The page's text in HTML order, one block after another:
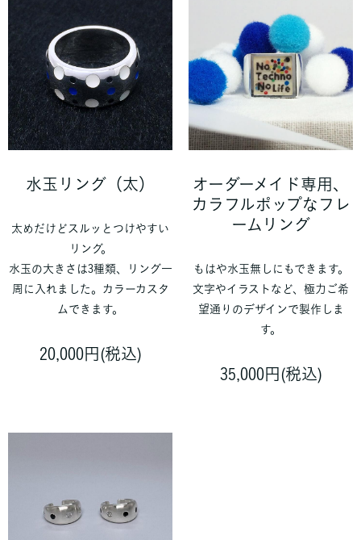
水玉リング（太）
太めだけどスルッとつけやすい
リング。
水玉の大きさは3種類、リング一
周に入れました。カラーカスタ
ムできます。
20,000円(税込)
オーダーメイド専用、
カラフルポップなフレ
ームリング
もはや水玉無しにもできます。
文字やイラストなど、極力ご希
望通りのデザインで製作しま
す。
35,000円(税込)